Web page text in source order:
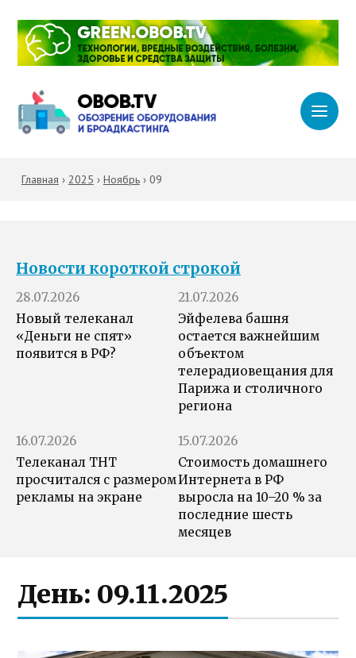
Главная › 2025 › Ноябрь› 09
Новости короткой строкой
28.07.2026
Новый телеканал
«Деньги не спят»
появится в РФ?
21.07.2026
Эйфелева башня
остается важнейшим
объектом
телерадиовещания для
Парижа и столичного
региона
16.07.2026
Телеканал ТНТ
просчитался с размером
рекламы на экране
15.07.2026
Стоимость домашнего
Интернета в РФ
выросла на 10–20 % за
последние шесть
месяцев
День: 09.11.2025